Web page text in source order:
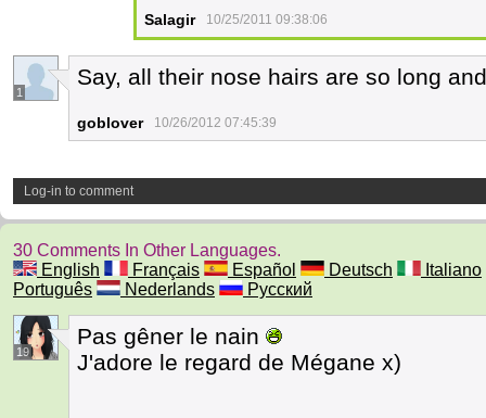
Salagir 10/25/2011 09:38:06
1
Say, all their nose hairs are so long
goblover 10/26/2012 07:45:39
Log-in to comment
30 Comments In Other Languages.
English
Français Español Deutsch
Italiano
Português
Nederlands Русский
19
Pas gêner le nain
J'adore le regard de Mégane x)